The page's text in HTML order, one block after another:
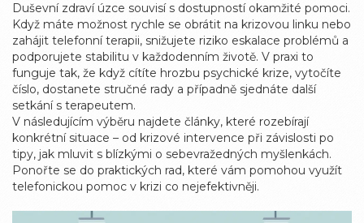
Duševní zdraví úzce souvisí s dostupností okamžité pomoci.
Když máte možnost rychle se obrátit na krizovou linku nebo
zahájit telefonní terapii, snižujete riziko eskalace problémů a
podporujete stabilitu v každodenním životě. V praxi to
funguje tak, že když cítíte hrozbu psychické krize, vytočíte
číslo, dostanete stručné rady a případně sjednáte další
setkání s terapeutem.
V následujícím výběru najdete články, které rozebírají
konkrétní situace – od krizové intervence při závislosti po
tipy, jak mluvit s blízkými o sebevražedných myšlenkách.
Ponořte se do praktických rad, které vám pomohou využít
telefonickou pomoc v krizi co nejefektivněji.